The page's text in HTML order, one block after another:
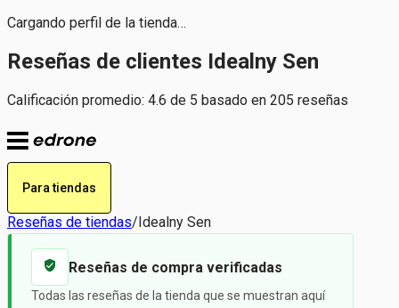
Cargando perfil de la tienda…
Reseñas de clientes Idealny Sen
Calificación promedio: 4.6 de 5 basado en 205 reseñas
Para tiendas
Reseñas de tiendas/Idealny Sen
Reseñas de compra verificadas
Todas las reseñas de la tienda que se muestran aquí